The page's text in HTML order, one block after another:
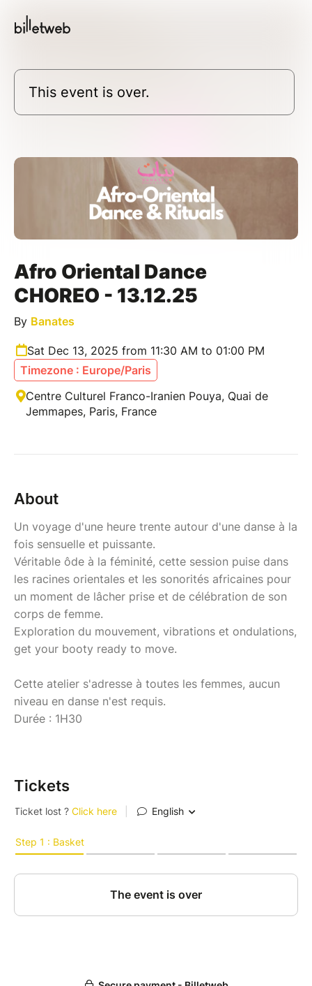
This event is over.
Afro Oriental Dance
CHOREO - 13.12.25
By Banates
Sat Dec 13, 2025 from 11:30 AM to 01:00 PM
Timezone : Europe/Paris
Centre Culturel Franco-Iranien Pouya, Quai de
Jemmapes, Paris, France
About
Un voyage d'une heure trente autour d'une danse à la
fois sensuelle et puissante.
Véritable ôde à la féminité, cette session puise dans
les racines orientales et les sonorités africaines pour
un moment de lâcher prise et de célébration de son
corps de femme.
Exploration du mouvement, vibrations et ondulations,
get your booty ready to move.
Cette atelier s'adresse à toutes les femmes, aucun
niveau en danse n'est requis.
Durée : 1H30
Tickets